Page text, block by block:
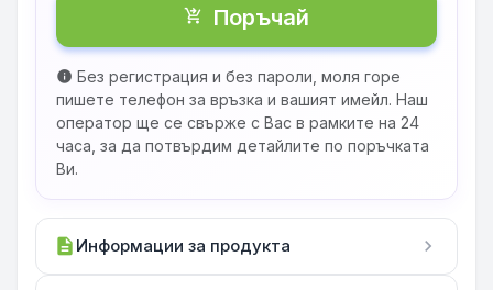
shopping_cart_checkout Поръчай
info Без регистрация и без пароли, моля горе
пишете телефон за връзка и вашият имейл. Наш
оператор ще се свърже с Вас в рамките на 24
часа, за да потвърдим детайлите по поръчката
Ви.
description Информации за продукта chevron_right